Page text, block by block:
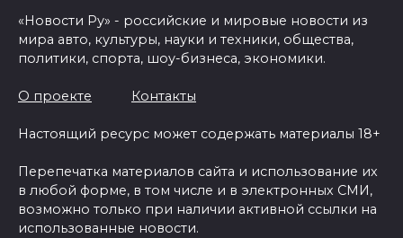
«Новости Ру» - российские и мировые новости из
мира авто, культуры, науки и техники, общества,
политики, спорта, шоу-бизнеса, экономики.
О проекте Контакты
Настоящий ресурс может содержать материалы 18+
Перепечатка материалов сайта и использование их
в любой форме, в том числе и в электронных СМИ,
возможно только при наличии активной ссылки на
использованные новости.